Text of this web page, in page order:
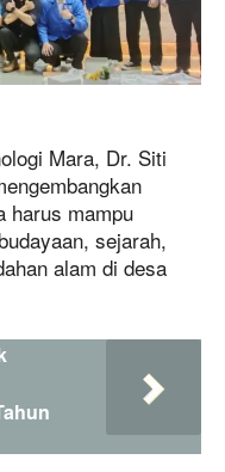
Mara, Dr. Siti
harus mampu
sejarah,
alam di desa